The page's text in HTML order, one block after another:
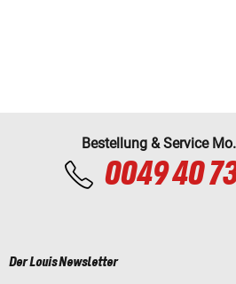
Bestellung & Service
0049 40
Der Louis Newsletter